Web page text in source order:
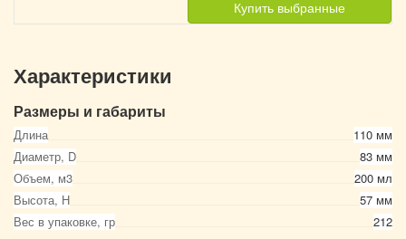
Купить выбранные
Характеристики
Размеры и габариты
Длина
110 мм
Диаметр, D
83 мм
Объем, м3
200 мл
Высота, Н
57 мм
Вес в упаковке, гр
212